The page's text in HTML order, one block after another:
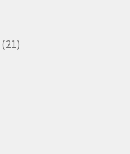
21 21